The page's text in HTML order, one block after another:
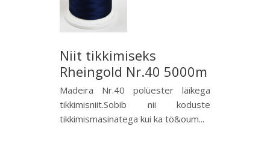
Niit tikkimiseks
Rheingold Nr.40 5000m
Madeira Nr.40 polüester läikega
tikkimisniit.Sobib nii koduste
tikkimismasinatega kui ka tö&oum...